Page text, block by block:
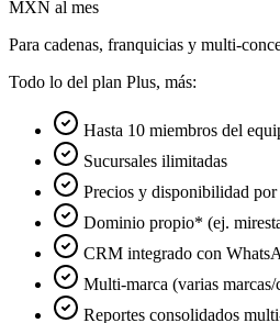
MXN al mes
Para cadenas, franquicias y multi-
Todo lo del plan Plus, más:
Hasta 10 miembros del
Sucursales ilimitadas
Precios y disponibilidad por
Dominio propio* (ej.
CRM integrado con
Multi-marca (varias marcas/
Reportes consolidados